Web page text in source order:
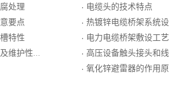
处理
要点
特性
试验方法
· 电缆头的技术特点
· 热镀锌电缆桥架系统
· 电力电缆桥架敷设工艺
· 高压设备触头接头和线
· 氧化锌避雷器的作用